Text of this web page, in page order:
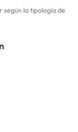
según la tipología de